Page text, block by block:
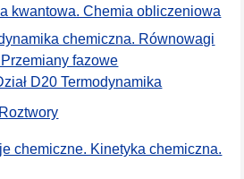
kwantowa. Chemia obliczeniowa
chemiczna. Równowagi
fazowe
D20 Termodynamika
chemiczne. Kinetyka chemiczna.